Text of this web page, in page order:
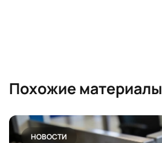
Похожие материалы
НОВОСТИ